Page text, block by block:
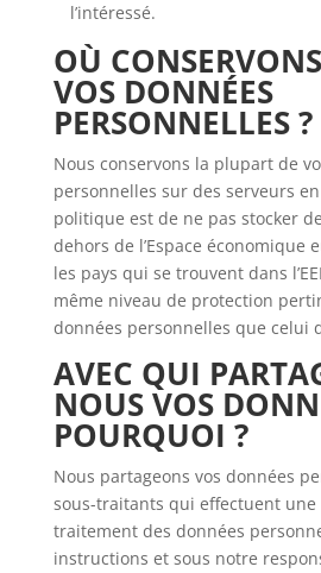
l’intéressé.
OÙ
VOS DONNÉES
PERSONNELLES ?
Nous conservons la plupart de
personnelles sur des serveurs
politique est de ne pas stocker
dehors de l’Espace économique
les pays qui se trouvent dans
même niveau de protection
données personnelles que celui
AVEC QUI
NOUS VOS
POURQUOI ?
Nous partageons vos données
sous-traitants qui effectuent
traitement des données
instructions et sous notre